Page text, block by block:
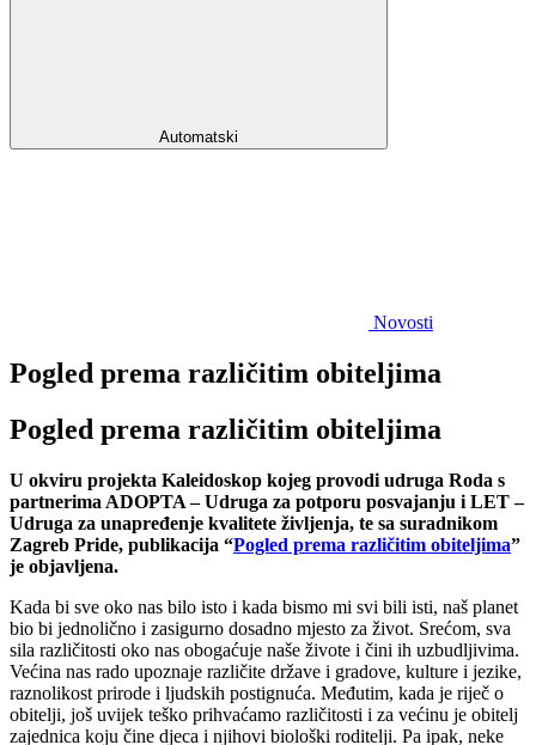
Automatski
Novosti
Pogled prema različitim obiteljima
Pogled prema različitim obiteljima
U okviru projekta Kaleidoskop kojeg provodi udruga Roda s
partnerima ADOPTA – Udruga za potporu posvajanju i LET –
Udruga za unapređenje kvalitete življenja, te sa suradnikom
Zagreb Pride, publikacija “Pogled prema različitim obiteljima”
je objavljena.
Kada bi sve oko nas bilo isto i kada bismo mi svi bili isti, naš planet
bio bi jednolično i zasigurno dosadno mjesto za život. Srećom, sva
sila različitosti oko nas obogaćuje naše živote i čini ih uzbudljivima.
Većina nas rado upoznaje različite države i gradove, kulture i jezike,
raznolikost prirode i ljudskih postignuća. Međutim, kada je riječ o
obitelji, još uvijek teško prihvaćamo različitosti i za većinu je obitelj
zajednica koju čine djeca i njihovi biološki roditelji. Pa ipak, neke